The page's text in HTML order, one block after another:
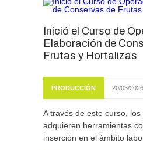
Inició el Curso de
Elaboración de
Frutas y Hortalizas
PRODUCCIÓN 20/03/2026
A través de este curso,
adquieren herramientas
inserción en el ámbito